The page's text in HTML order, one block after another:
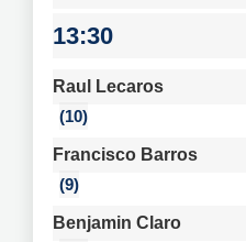
13:30
Raul Lecaros
10
Francisco Barros
9
Benjamin Claro